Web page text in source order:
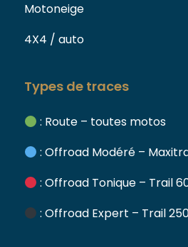
Motoneige
4X4 / auto
Types de traces
: Route – toutes motos
: Offroad Modéré –
: Offroad Tonique – Trail
: Offroad Expert – Trail